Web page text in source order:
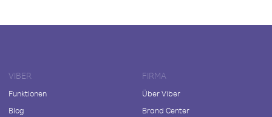
VIBER
Funktionen
Blog
FIRMA
Über Viber
Brand Center